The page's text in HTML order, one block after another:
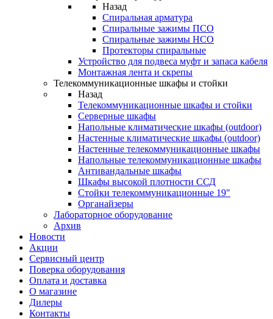
Назад
Спиральная арматура
Спиральные зажимы ПСО
Спиральные зажимы НСО
Протекторы спиральные
Устройство для подвеса муфт и запаса кабеля
Монтажная лента и скрепы
Телекоммуникационные шкафы и стойки
Назад
Телекоммуникационные шкафы и стойки
Серверные шкафы
Напольные климатические шкафы (outdoor)
Настенные климатические шкафы (outdoor)
Настенные телекоммуникационные шкафы
Напольные телекоммуникационные шкафы
Антивандальные шкафы
Шкафы высокой плотности ССД
Стойки телекоммуникационные 19"
Органайзеры
Лабораторное оборудование
Архив
Новости
Акции
Сервисный центр
Поверка оборудования
Оплата и доставка
О магазине
Дилеры
Контакты